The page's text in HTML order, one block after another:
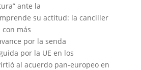
ante la
su actitud: la canciller
más
por la senda
por la UE en los
al acuerdo pan-europeo en